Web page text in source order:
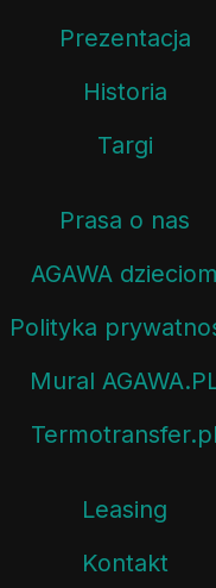
Prezentacja
Historia
Targi
Prasa o nas
AGAWA dzieciom
Polityka
Mural
Termotransfer.pl
Leasing
Kontakt